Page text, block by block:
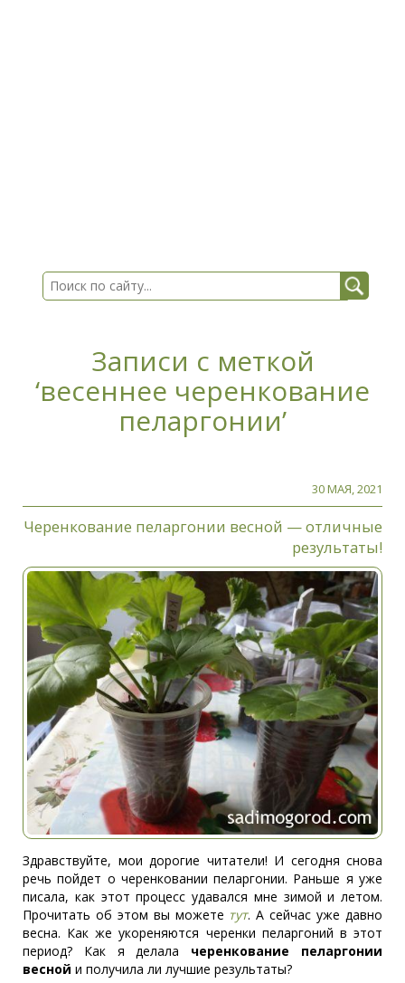
Записи с меткой
‘весеннее черенкование
пеларгонии’
30 МАЯ, 2021
Черенкование пеларгонии весной — отличные
результаты!
Здравствуйте, мои дорогие читатели! И сегодня снова
речь пойдет о черенковании пеларгонии. Раньше я уже
писала, как этот процесс удавался мне зимой и летом.
Прочитать об этом вы можете тут. А сейчас уже давно
весна. Как же укореняются черенки пеларгоний в этот
период? Как я делала черенкование пеларгонии
весной и получила ли лучшие результаты?